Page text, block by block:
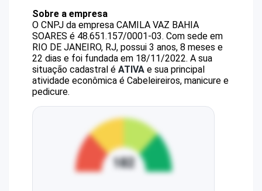
Sobre a empresa
O CNPJ da empresa CAMILA VAZ BAHIA
SOARES é 48.651.157/0001-03. Com sede em
RIO DE JANEIRO, RJ, possui 3 anos, 8 meses e
22 dias e foi fundada em 18/11/2022. A sua
situação cadastral é ATIVA e sua principal
atividade econômica é Cabeleireiros, manicure e
pedicure.